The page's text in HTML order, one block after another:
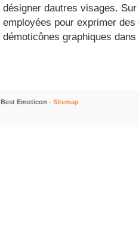
désigner dautres visages.
employées pour exprimer
démoticônes graphiques
Best Emoticon - Sitemap